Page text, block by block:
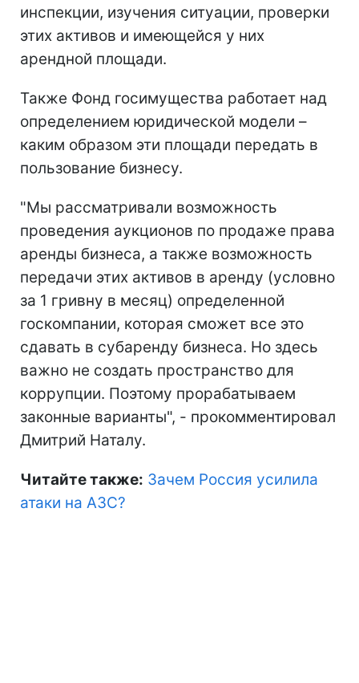
инспекции, изучения ситуации, проверки
этих активов и имеющейся у них
арендной площади.
Также Фонд госимущества работает над
определением юридической модели –
каким образом эти площади передать в
пользование бизнесу.
"Мы рассматривали возможность
проведения аукционов по продаже права
аренды бизнеса, а также возможность
передачи этих активов в аренду (условно
за 1 гривну в месяц) определенной
госкомпании, которая сможет все это
сдавать в субаренду бизнеса. Но здесь
важно не создать пространство для
коррупции. Поэтому прорабатываем
законные варианты", - прокомментировал
Дмитрий Наталу.
Читайте также: Зачем Россия усилила
атаки на АЗС?